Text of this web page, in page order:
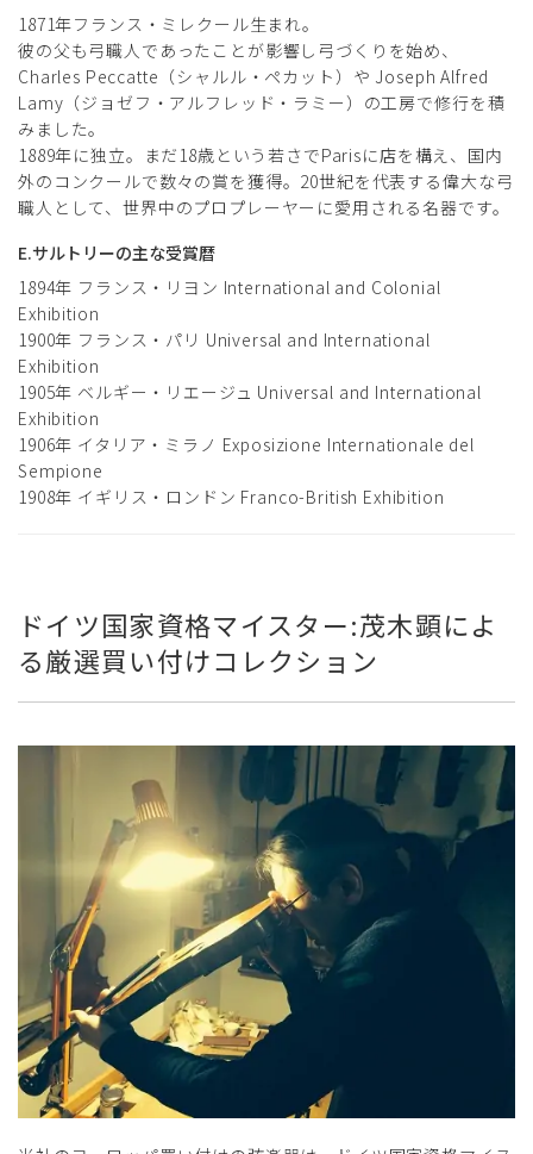
1871年フランス・ミレクール生まれ。
彼の父も弓職人であったことが影響し弓づくりを始め、
Charles Peccatte（シャルル・ペカット）や Joseph Alfred
Lamy（ジョゼフ・アルフレッド・ラミー）の工房で修行を積
みました。
1889年に独立。まだ18歳という若さでParisに店を構え、国内
外のコンクールで数々の賞を獲得。20世紀を代表する偉大な弓
職人として、世界中のプロプレーヤーに愛用される名器です。
E.サルトリーの主な受賞暦
1894年 フランス・リヨン International and Colonial
Exhibition
1900年 フランス・パリ Universal and International
Exhibition
1905年 ベルギー・リエージュ Universal and International
Exhibition
1906年 イタリア・ミラノ Exposizione Internationale del
Sempione
1908年 イギリス・ロンドン Franco-British Exhibition
ドイツ国家資格マイスター:茂木顕によ
る厳選買い付けコレクション